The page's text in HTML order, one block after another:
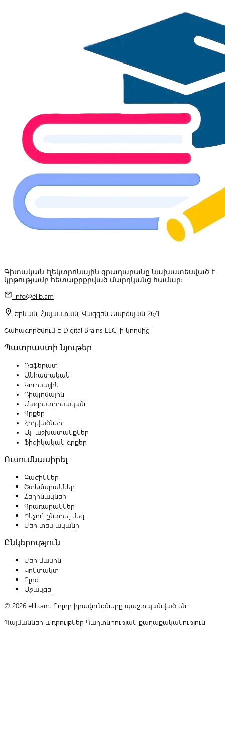
Գիտական էլեկտրոնային գրադարանը նախատեսված է
կրթությամբ հետաքրքրված մարդկանց համար:
mail info@elib.am
location_on Երևան, Հայաստան, Վազգեն Սարգսյան 26/1
Շահագործվում է Digital Brains LLC-ի կողմից
Պատրաստի նյութեր
Ռեֆերատ
Անհատական
Կուրսային
Դիպլոմային
Մագիստրոսական
Գրքեր
Հոդվածներ
Այլ աշխատանքներ
Ֆիզիկական գրքեր
Ուսումնասիրել
Բաժիններ
Շտեմարաններ
Հեղինակներ
Գրադարաններ
Ինչու՞ ընտրել մեզ
Մեր տեսլականը
Ընկերություն
Մեր մասին
Կոնտակտ
Բլոգ
Աջակցել
© 2026 elib.am. Բոլոր իրավունքները պաշտպանված են:
Պայմաններ և դրույթներ Գաղտնիության քաղաքականություն